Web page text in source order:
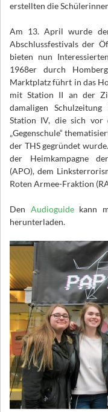
erstellten die
Am 13. April wurde
Abschlussfestivals der
bieten nun
1968er durch
Marktplatz führt in das
mit Station II an der
damaligen Schulzeitung
Station IV, die sich vor
„Gegenschule“
der THS gegründet
der Heimkampagne
(APO), dem
Roten Armee-Fraktion
Den Audioguidekann
herunterladen.